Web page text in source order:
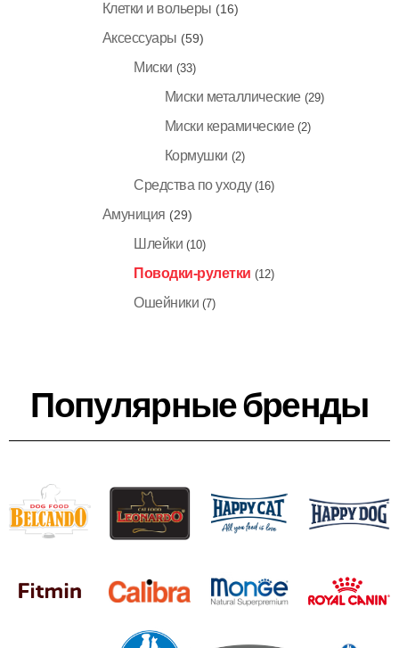
Клетки и вольеры (16)
Аксессуары (59)
Миски (33)
Миски металлические (29)
Миски керамические (2)
Кормушки (2)
Средства по уходу (16)
Амуниция (29)
Шлейки (10)
Поводки-рулетки (12)
Ошейники (7)
Популярные бренды